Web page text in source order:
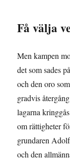
Få välja
Men kampen
det som sades
och den oro
gradvis
lagarna
om rättigheter
grundaren
och den